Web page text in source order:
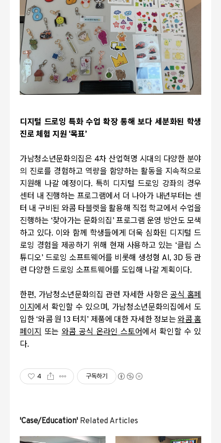
디지털 드로잉 특화 수업 확장 통해 보다 세분화된 학생
진로 체험 지원 ‘목표’
가남청소년문화의집은 4차 산업혁명 시대의 다양한 분야
의 진로를 경험하고 역량을 함양하는 활동을 지속적으로
지원해 나갈 예정이다. 특히 디지털 드로잉 강좌의 경우
센터 내 진행하는 프로그램에서 더 나아가 내년부터는 센
터 내 구비된 와콤 타블렛을 활용해 직접 학교에서 수업을
진행하는 ‘찾아가는 문화의집’프로그램 운영 방안도 모색
하고 있다. 이와 함께 학생들에게 더욱 심화된 디지털 드
로잉 경험을 제공하기 위해 현재 사용하고 있는 ‘클립 스
튜디오’ 드로잉 소프트웨어를 비롯해 생성형 AI, 3D 등 관
련 다양한 드로잉 소프트웨어를 도입해 나갈 계획이다.
한편, 가남청소년문화의집 관련 자세한 사항은공식 홈페
이지에서 확인할 수 있으며, 가남청소년문화의집에서 도
입한 ‘와콤 원 13 터치’ 제품에 대한 자세한 정보는와콤홈
페이지 또는와콤 공식 온라인 스토어에서 확인할 수 있
다.
4 구독하기
'Case/Education' Related Articles